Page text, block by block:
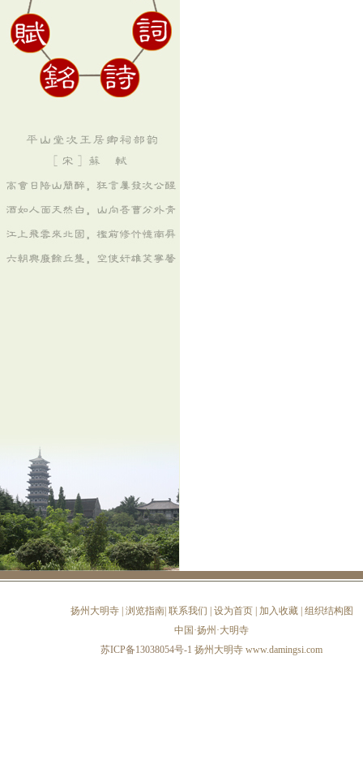
扬州大明寺| 浏览指南| 联系我们 设为首页| 加入收藏| 组织结构图
中国·扬州·大明寺
苏ICP备13038054号-1 扬州大明寺 www.damingsi.com